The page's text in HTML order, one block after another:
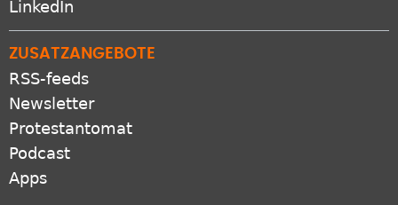
RSS-feeds
Newsletter
Protestantomat
Podcast
Apps